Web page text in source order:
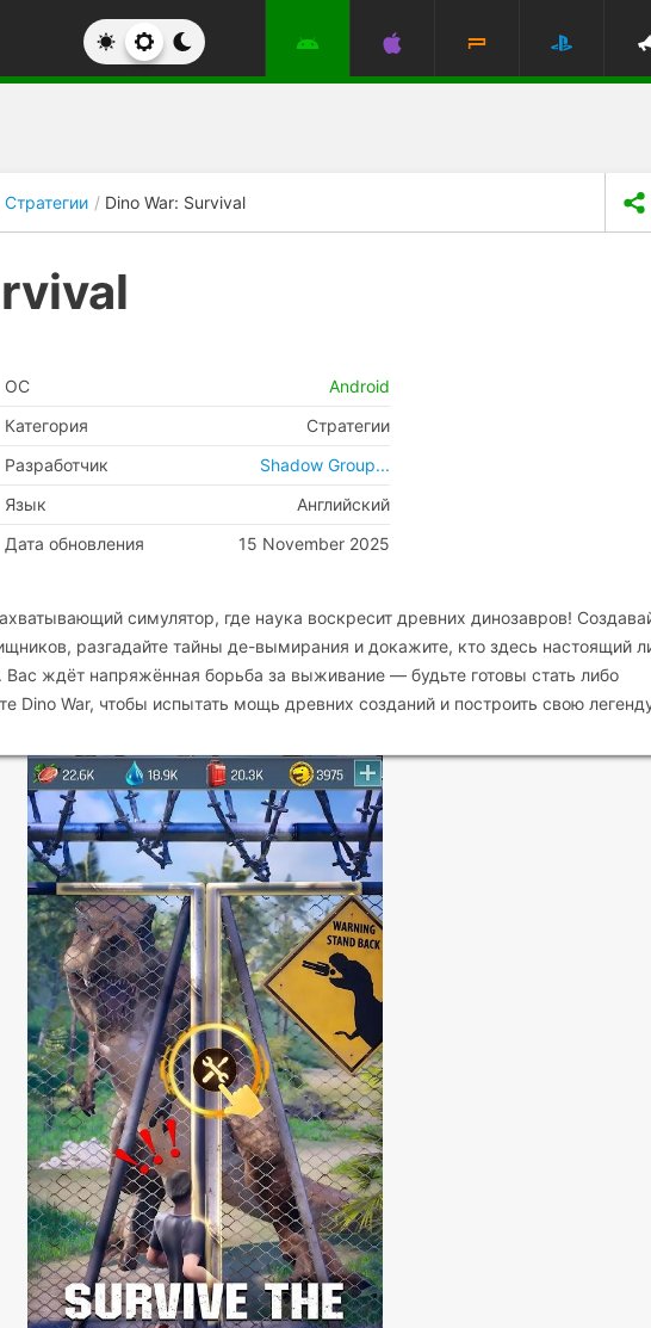
Стратегии Dino War: Survival
ОС
Android
Категория
Стратегии
Разработчик
Shadow Group...
Язык
Английский
Дата обновления
15 November 2025
симулятор, где наука воскресит древних динозавров!
разгадайте тайны де-вымирания и докажите, кто здесь настоящий
ждёт напряжённая борьба за выживание — будьте готовы стать либо
Dino War, чтобы испытать мощь древних созданий и построить свою